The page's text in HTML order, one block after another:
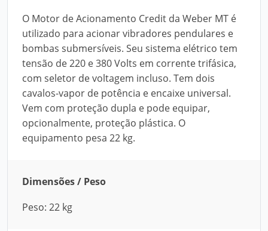
O Motor de Acionamento Credit da Weber MT é
utilizado para acionar vibradores pendulares e
bombas submersíveis. Seu sistema elétrico tem
tensão de 220 e 380 Volts em corrente trifásica,
com seletor de voltagem incluso. Tem dois
cavalos-vapor de potência e encaixe universal.
Vem com proteção dupla e pode equipar,
opcionalmente, proteção plástica. O
equipamento pesa 22 kg.
Dimensões / Peso
Peso: 22 kg